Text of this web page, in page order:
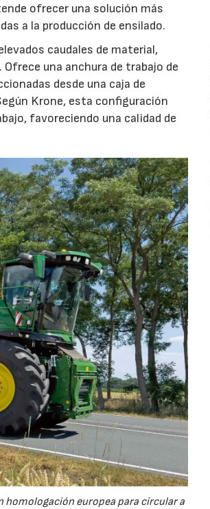
ofrecer una solución más
a la producción de ensilado.
caudales de material,
una anchura de trabajo de
desde una caja de
Krone, esta configuración
favoreciendo una calidad de
homologación europea para circular a